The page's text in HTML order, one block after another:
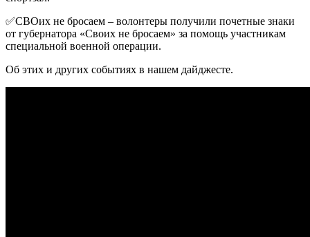
✅СВОих не бросаем – волонтеры получили почетные знаки
от губернатора «Своих не бросаем» за помощь участникам
специальной военной операции.
Об этих и других событиях в нашем дайджесте.